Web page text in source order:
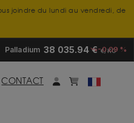
joindre du lundi au vendredi, de
Palladium 38 035.94 € €/KG
-0.09 %
CONTACT Mon compte
monpanier